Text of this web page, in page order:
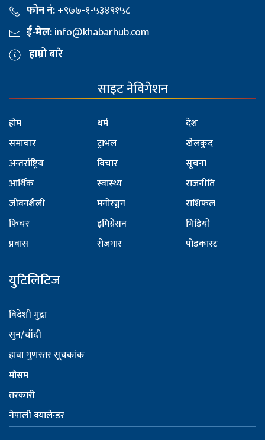
फोन नं:+९७७-१-५३४९१५८
ई-मेल:info@khabarhub.com
हाम्रो बारे
साइट नेविगेशन
होम
समाचार
अन्तर्राष्ट्रिय
आर्थिक
जीवनशैली
फिचर
प्रवास
धर्म
ट्राभल
विचार
स्वास्थ्य
मनोरञ्जन
इमिग्रेसन
रोजगार
देश
खेलकुद
सूचना
राजनीति
राशिफल
भिडियो
पोडकास्ट
युटिलिटिज
विदेशी मुद्रा
सुन/चाँदी
हावा गुणस्तर सूचकांक
मौसम
तरकारी
नेपाली क्यालेन्डर